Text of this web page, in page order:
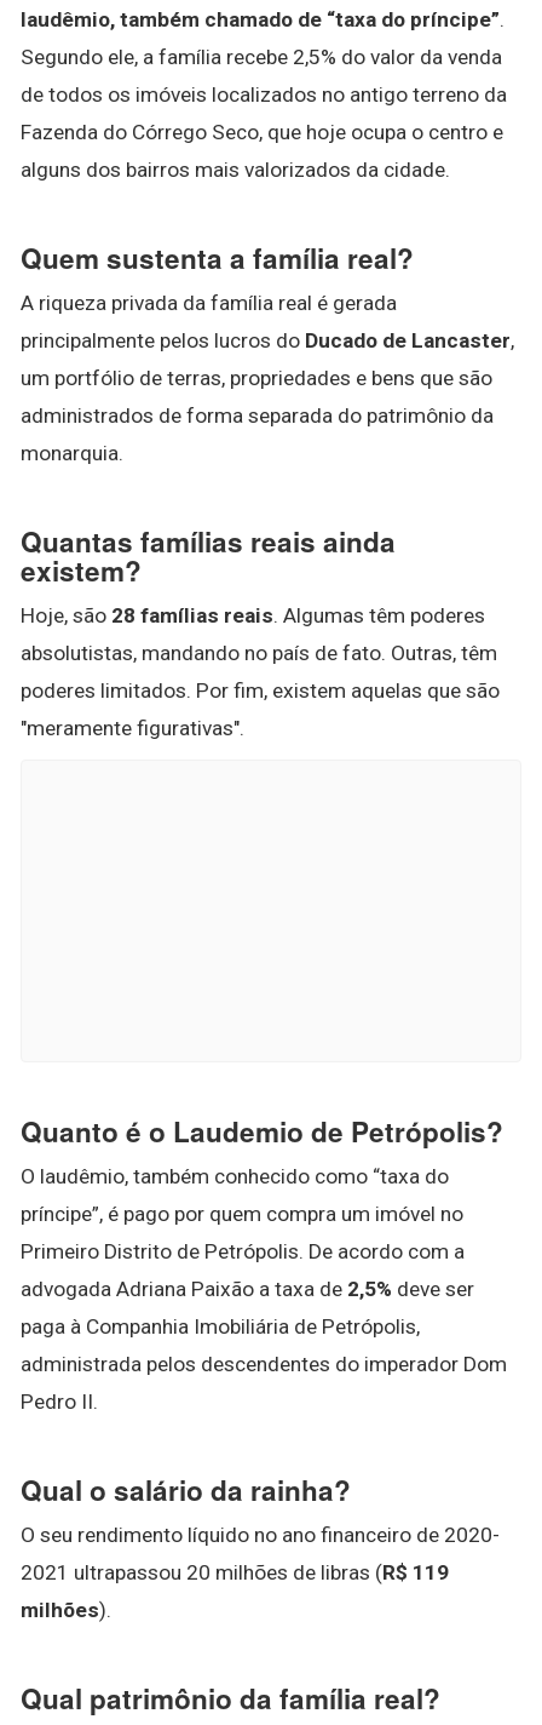
laudêmio, também chamado de “taxa do príncipe”.
Segundo ele, a família recebe 2,5% do valor da venda
de todos os imóveis localizados no antigo terreno da
Fazenda do Córrego Seco, que hoje ocupa o centro e
alguns dos bairros mais valorizados da cidade.
Quem sustenta a família real?
A riqueza privada da família real é gerada
principalmente pelos lucros do Ducado de Lancaster,
um portfólio de terras, propriedades e bens que são
administrados de forma separada do patrimônio da
monarquia.
Quantas famílias reais ainda
existem?
Hoje, são 28 famílias reais. Algumas têm poderes
absolutistas, mandando no país de fato. Outras, têm
poderes limitados. Por fim, existem aquelas que são
"meramente figurativas".
Quanto é o Laudemio de Petrópolis?
O laudêmio, também conhecido como “taxa do
príncipe”, é pago por quem compra um imóvel no
Primeiro Distrito de Petrópolis. De acordo com a
advogada Adriana Paixão a taxa de 2,5% deve ser
paga à Companhia Imobiliária de Petrópolis,
administrada pelos descendentes do imperador Dom
Pedro II.
Qual o salário da rainha?
O seu rendimento líquido no ano financeiro de 2020-
2021 ultrapassou 20 milhões de libras (R$ 119
milhões).
Qual patrimônio da família real?